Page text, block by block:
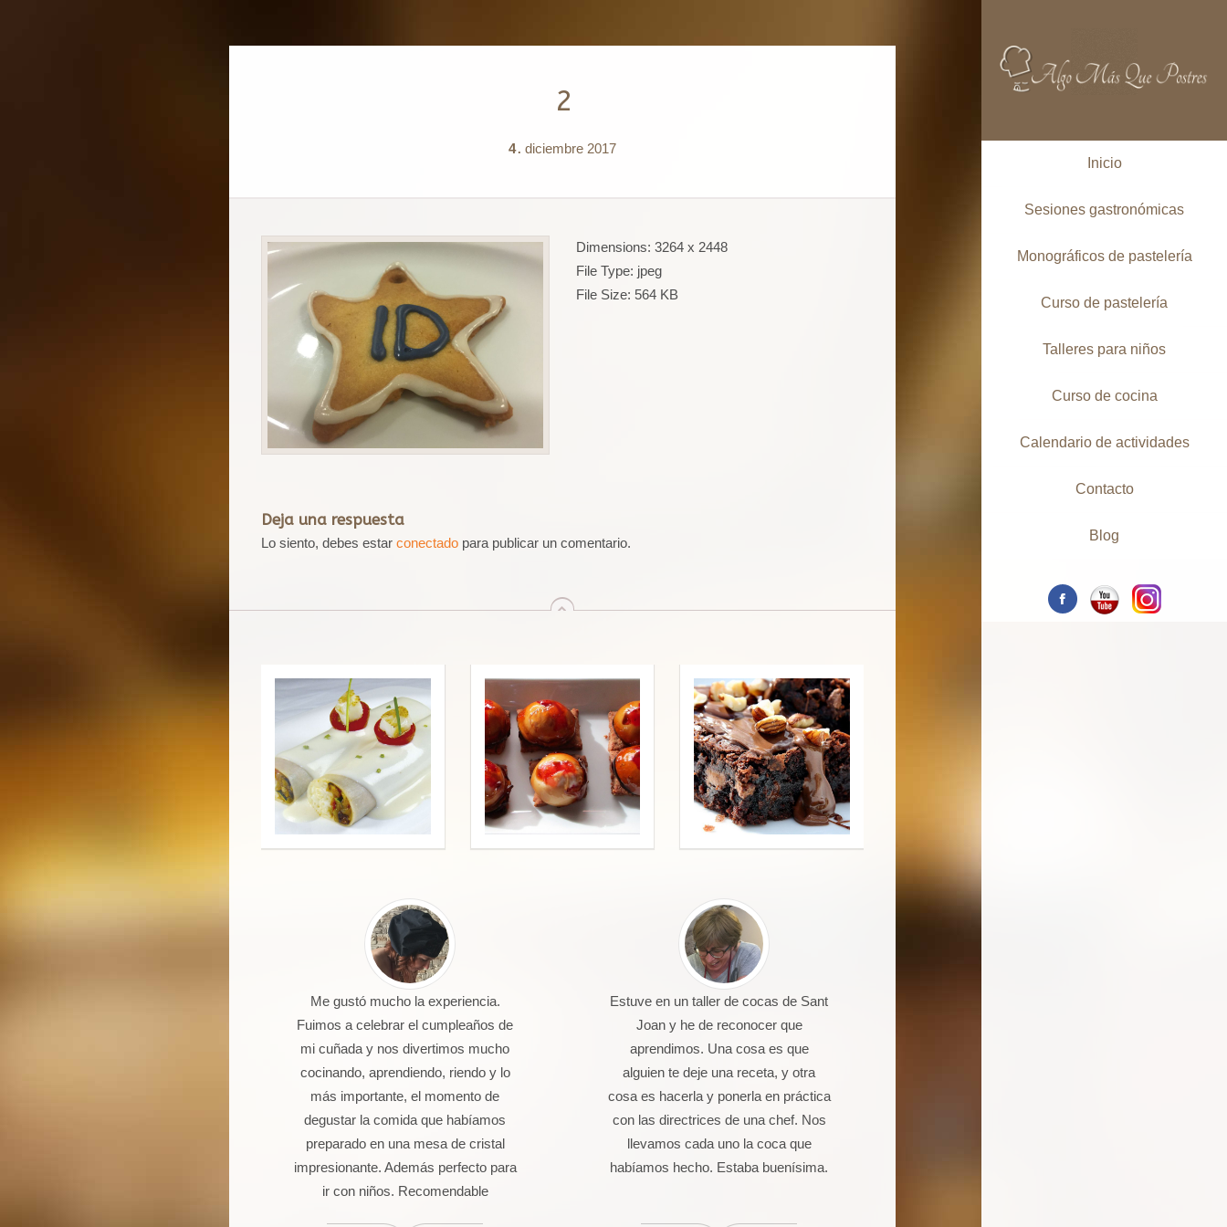
Inicio
Sesiones gastronómicas
Monográficos de pastelería
Curso de pastelería
Talleres para niños
Curso de cocina
Calendario de actividades
Contacto
Blog
2
4. diciembre 2017
Dimensions: 3264 x 2448
File Type: jpeg
File Size: 564 KB
Deja una respuesta
Lo siento, debes estar conectado para publicar un comentario.
arriba
Me gustó mucho la experiencia.
Fuimos a celebrar el cumpleaños de
mi cuñada y nos divertimos mucho
cocinando, aprendiendo, riendo y lo
más importante, el momento de
degustar la comida que habíamos
preparado en una mesa de cristal
impresionante. Además perfecto para
ir con niños. Recomendable
Estuve en un taller de cocas de Sant
Joan y he de reconocer que
aprendimos. Una cosa es que
alguien te deje una receta, y otra
cosa es hacerla y ponerla en práctica
con las directrices de una chef. Nos
llevamos cada uno la coca que
habíamos hecho. Estaba buenísima.